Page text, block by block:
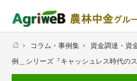
マイページ
コラム・事例集 資金調達・資
例＿シリーズ『キャッシュレス時代の